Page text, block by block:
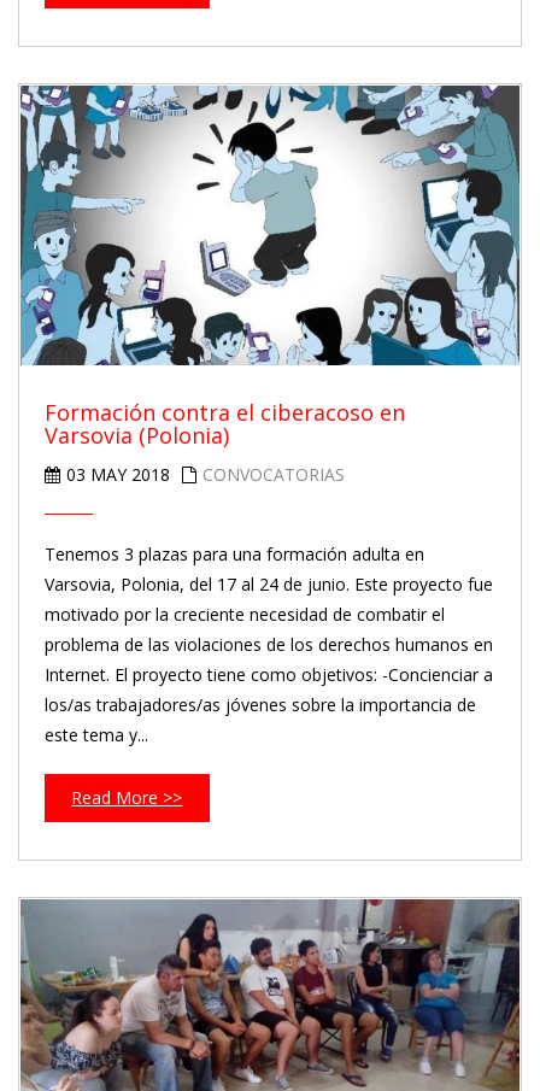
Formación contra el ciberacoso en
Varsovia (Polonia)
03 MAY 2018 CONVOCATORIAS
Tenemos 3 plazas para una formación adulta en
Varsovia, Polonia, del 17 al 24 de junio. Este proyecto fue
motivado por la creciente necesidad de combatir el
problema de las violaciones de los derechos humanos en
Internet. El proyecto tiene como objetivos: -Concienciar a
los/as trabajadores/as jóvenes sobre la importancia de
este tema y...
Read More >>